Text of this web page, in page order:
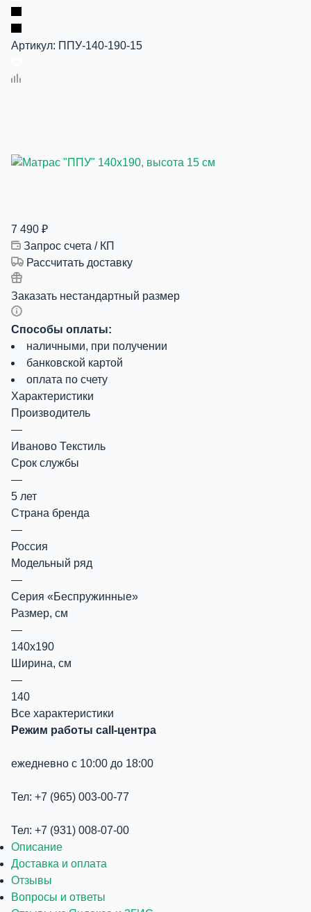
Артикул: ППУ-140-190-15
7 490 ₽
Запрос счета / КП
Рассчитать доставку
Заказать нестандартный размер
Способы оплаты:
наличными, при получении
банковской картой
оплата по счету
Характеристики
Производитель
—
Иваново Текстиль
Срок службы
—
5 лет
Страна бренда
—
Россия
Модельный ряд
—
Серия «Беспружинные»
Размер, см
—
140х190
Ширина, см
—
140
Все характеристики
Режим работы call-центра
ежедневно с 10:00 до 18:00
Тел: +7 (965) 003-00-77
Тел: +7 (931) 008-07-00
Описание
Доставка и оплата
Отзывы
Вопросы и ответы